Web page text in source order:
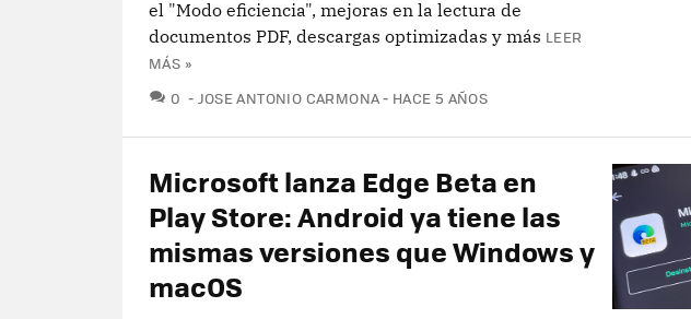
el "Modo eficiencia", mejoras en la lectura de
documentos PDF, descargas optimizadas y más LEER
MÁS »
0 COMENTARIOS
JOSE ANTONIO CARMONA HACE 5 AÑOS
Microsoft lanza Edge Beta en
Play Store: Android ya tiene las
mismas versiones que Windows y
macOS